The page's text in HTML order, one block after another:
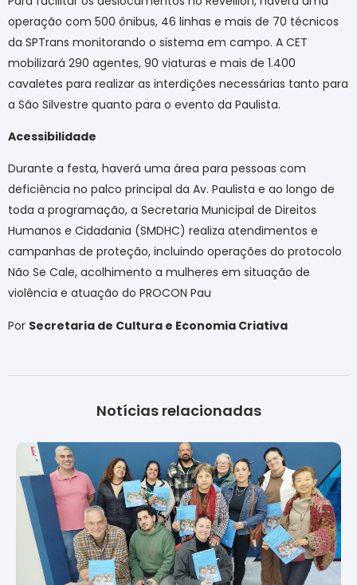
operação com 500 ônibus, 46 linhas e mais de 70 técnicos
da SPTrans monitorando o sistema em campo. A CET
mobilizará 290 agentes, 90 viaturas e mais de 1.400
cavaletes para realizar as interdições necessárias tanto para
a São Silvestre quanto para o evento da Paulista.
Acessibilidade
Durante a festa, haverá uma área para pessoas com
deficiência no palco principal da Av. Paulista e ao longo de
toda a programação, a Secretaria Municipal de Direitos
Humanos e Cidadania (SMDHC) realiza atendimentos e
campanhas de proteção, incluindo operações do protocolo
Não Se Cale, acolhimento a mulheres em situação de
violência e atuação do PROCON Pau
Por Secretaria de Cultura e Economia Criativa
Notícias relacionadas